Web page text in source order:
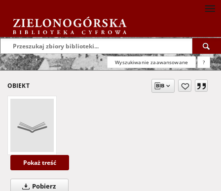
Wyszukiwanie zaawansowane ?
OBIEKT
Pokaż treść
Pobierz